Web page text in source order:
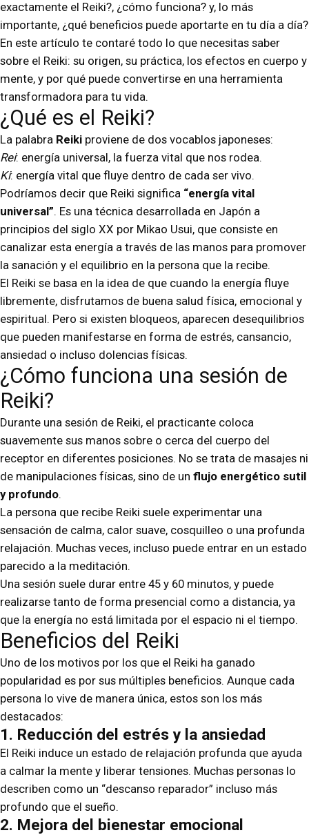
exactamente el Reiki?, ¿cómo funciona? y, lo más
importante, ¿qué beneficios puede aportarte en tu día a día?
En este artículo te contaré todo lo que necesitas saber
sobre el Reiki: su origen, su práctica, los efectos en cuerpo y
mente, y por qué puede convertirse en una herramienta
transformadora para tu vida.
¿Qué es el Reiki?
La palabra Reiki proviene de dos vocablos japoneses:
Rei: energía universal, la fuerza vital que nos rodea.
Ki: energía vital que fluye dentro de cada ser vivo.
Podríamos decir que Reiki significa “energía vital
universal”. Es una técnica desarrollada en Japón a
principios del siglo XX por Mikao Usui, que consiste en
canalizar esta energía a través de las manos para promover
la sanación y el equilibrio en la persona que la recibe.
El Reiki se basa en la idea de que cuando la energía fluye
libremente, disfrutamos de buena salud física, emocional y
espiritual. Pero si existen bloqueos, aparecen desequilibrios
que pueden manifestarse en forma de estrés, cansancio,
ansiedad o incluso dolencias físicas.
¿Cómo funciona una sesión de
Reiki?
Durante una sesión de Reiki, el practicante coloca
suavemente sus manos sobre o cerca del cuerpo del
receptor en diferentes posiciones. No se trata de masajes ni
de manipulaciones físicas, sino de un flujo energético sutil
y profundo.
La persona que recibe Reiki suele experimentar una
sensación de calma, calor suave, cosquilleo o una profunda
relajación. Muchas veces, incluso puede entrar en un estado
parecido a la meditación.
Una sesión suele durar entre 45 y 60 minutos, y puede
realizarse tanto de forma presencial como a distancia, ya
que la energía no está limitada por el espacio ni el tiempo.
Beneficios del Reiki
Uno de los motivos por los que el Reiki ha ganado
popularidad es por sus múltiples beneficios. Aunque cada
persona lo vive de manera única, estos son los más
destacados:
1. Reducción del estrés y la ansiedad
El Reiki induce un estado de relajación profunda que ayuda
a calmar la mente y liberar tensiones. Muchas personas lo
describen como un “descanso reparador” incluso más
profundo que el sueño.
2. Mejora del bienestar emocional